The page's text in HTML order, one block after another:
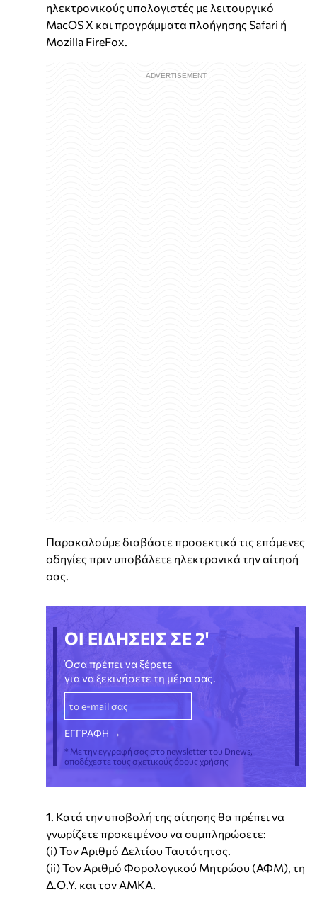
ηλεκτρονικούς υπολογιστές με λειτουργικό
MacOS X και προγράμματα πλοήγησης Safari ή
Mozilla FireFox.
Παρακαλούμε διαβάστε προσεκτικά τις επόμενες
οδηγίες πριν υποβάλετε ηλεκτρονικά την αίτησή
σας.
ΟΙ ΕΙΔΗΣΕΙΣ ΣΕ 2'
Όσα πρέπει να ξέρετε
για να ξεκινήσετε τη μέρα σας.
* Με την εγγραφή σας στο newsletter του Dnews,
αποδέχεστε τους σχετικούς όρους χρήσης
1. Κατά την υποβολή της αίτησης θα πρέπει να
γνωρίζετε προκειμένου να συμπληρώσετε:
(i) Τον Αριθμό Δελτίου Ταυτότητος.
(ii) Τον Αριθμό Φορολογικού Μητρώου (ΑΦΜ), τη
Δ.Ο.Υ. και τον ΑΜΚΑ.